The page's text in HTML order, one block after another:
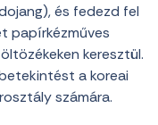
és fedezd fel
papírkézműves
keresztül.
a koreai
számára.